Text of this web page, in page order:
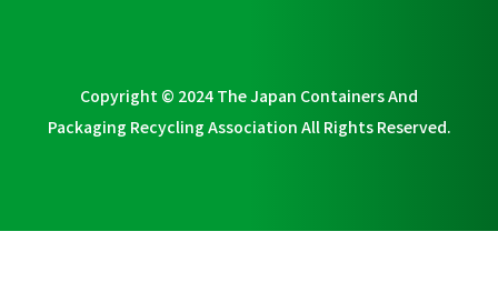
Copyright © 2024 The Japan Containers And
Packaging Recycling Association All Rights Reserved.